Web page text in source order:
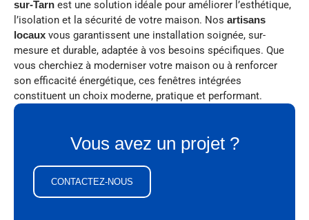
Vous avez un projet ?
CONTACTEZ-NOUS
sur-Tarn est une solution idéale pour améliorer l’esthétique,
l’isolation et la sécurité de votre maison. Nos artisans
locaux vous garantissent une installation soignée, sur-
mesure et durable, adaptée à vos besoins spécifiques. Que
vous cherchiez à moderniser votre maison ou à renforcer
son efficacité énergétique, ces fenêtres intégrées
constituent un choix moderne, pratique et performant.